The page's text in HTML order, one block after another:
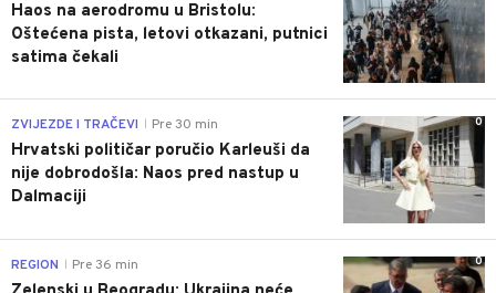
Haos na aerodromu u Bristolu:
Oštećena pista, letovi otkazani, putnici
satima čekali
0
ZVIJEZDE I TRAČEVI Pre 30 min
Hrvatski političar poručio Karleuši da
nije dobrodošla: Naos pred nastup u
Dalmaciji
0
REGION Pre 36 min